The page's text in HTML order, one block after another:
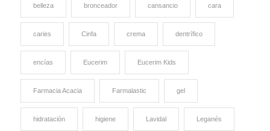
belleza bronceador cansancio cara
caries Cinfa crema dentrífico
encías Eucerim Eucerim Kids
Farmacia Acacia Farmalastic gel
hidratación higiene Lavidal Leganés